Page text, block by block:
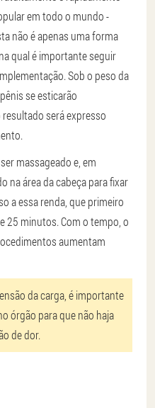
em todo o mundo -
não é apenas uma forma
qual é importante seguir
Sob o peso da
se esticarão
será expresso
massageado e, em
na área da cabeça para fixar
a essa renda, que primeiro
25 minutos. Com o tempo, o
aumentam
da carga, é importante
órgão para que não haja
de dor.